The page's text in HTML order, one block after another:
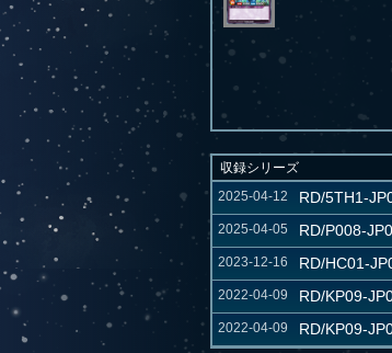
収録シリーズ
2025-04-12
RD/5TH1-
2025-04-05 RD/P008-
2023-12-16 RD/HC01-
2022-04-09 RD/KP09-
2022-04-09 RD/KP09-